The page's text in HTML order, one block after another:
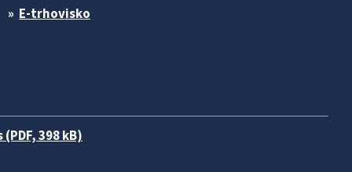
E-trhovisko
398 kB)